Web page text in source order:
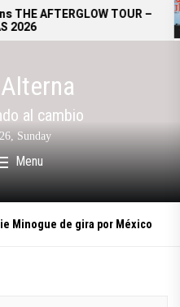
TOUR –
al cambio
Sunday
Menu
Minogue de gira por México